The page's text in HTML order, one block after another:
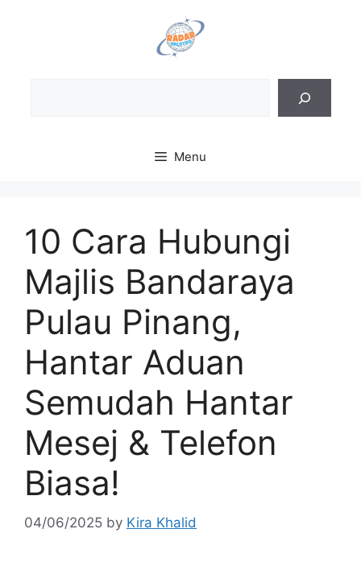
Menu
10 Cara Hubungi
Majlis Bandaraya
Pulau Pinang,
Hantar Aduan
Semudah Hantar
Mesej & Telefon
Biasa!
04/06/2025 by Kira Khalid